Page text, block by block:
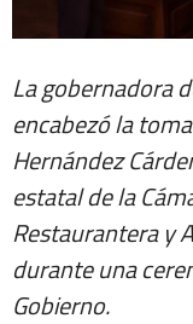
La gobernadora
encabezó la
Hernández
estatal de la
Restaurantera y
durante una
Gobierno.